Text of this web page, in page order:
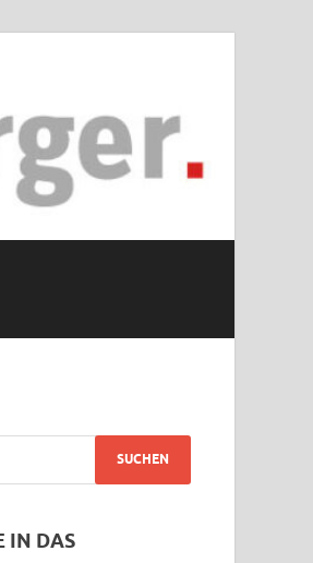
IN DAS